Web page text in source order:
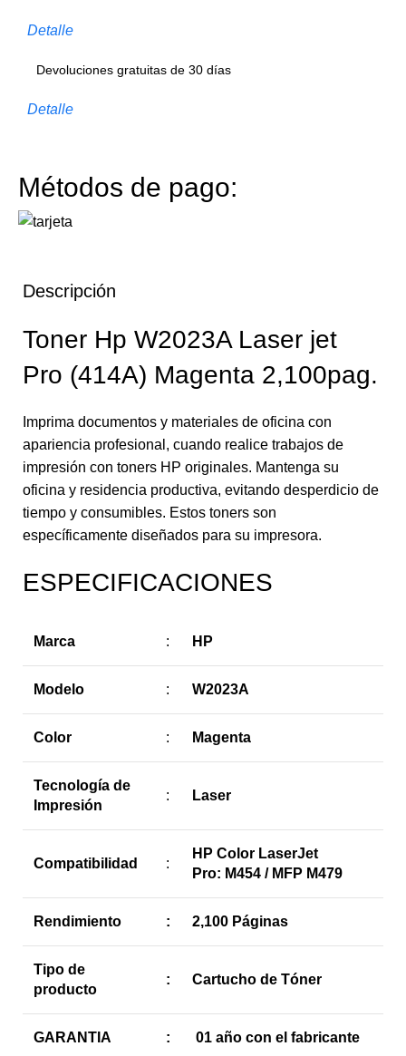
Detalle
Devoluciones gratuitas de 30 días
Detalle
Métodos de pago:
Descripción
Toner Hp W2023A Laser jet
Pro (414A) Magenta 2,100pag.
Imprima documentos y materiales de oficina con
apariencia profesional, cuando realice trabajos de
impresión con toners HP originales. Mantenga su
oficina y residencia productiva, evitando desperdicio de
tiempo y consumibles. Estos toners son
específicamente diseñados para su impresora.
ESPECIFICACIONES
Marca : HP
Modelo : W2023A
Color : Magenta
Tecnología de
Impresión
: Laser
Compatibilidad :
HP Color LaserJet
Pro: M454 / MFP M479
Rendimiento : 2,100 Páginas
Tipo de
producto
: Cartucho de Tóner
GARANTIA : 01 año con el fabricante